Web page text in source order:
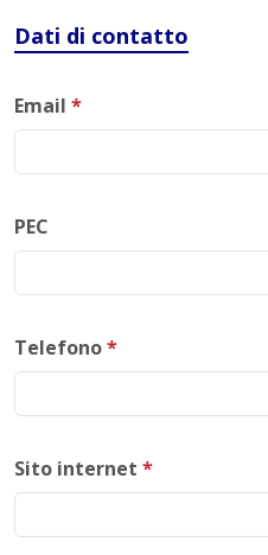
Dati di contatto
Email *
PEC
Telefono*
Sito internet *